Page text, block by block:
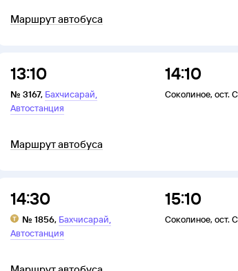
Маршрут автобуса
13:10
№ 3167, Бахчисарай,
Автостанция
14:10
Соколиное, ост.
Маршрут автобуса
14:30
№ 1856, Бахчисарай,
Автостанция
15:10
Соколиное, ост.